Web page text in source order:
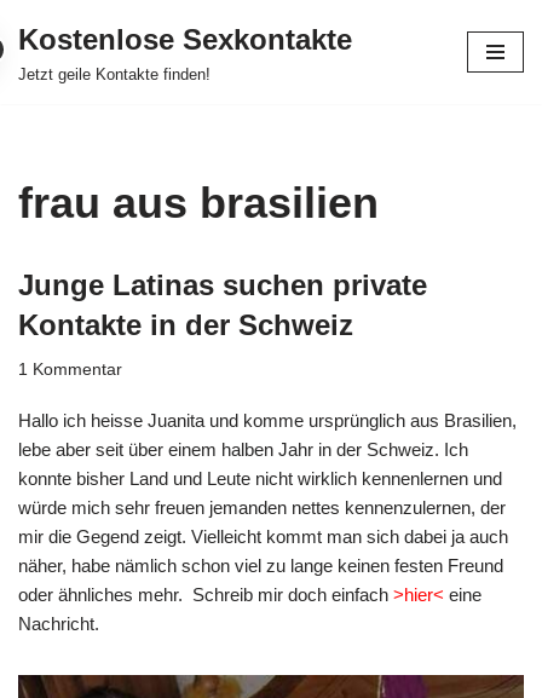
Zum
Kostenlose Sexkontakte
Jetzt geile Kontakte finden!
frau aus brasilien
Junge Latinas suchen private
Kontakte in der Schweiz
1 Kommentar
Hallo ich heisse Juanita und komme ursprünglich aus Brasilien,
lebe aber seit über einem halben Jahr in der Schweiz. Ich
konnte bisher Land und Leute nicht wirklich kennenlernen und
würde mich sehr freuen jemanden nettes kennenzulernen, der
mir die Gegend zeigt. Vielleicht kommt man sich dabei ja auch
näher, habe nämlich schon viel zu lange keinen festen Freund
oder ähnliches mehr. Schreib mir doch einfach >hier< eine
Nachricht.